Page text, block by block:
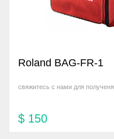
Roland BAG-FR-1
свяжитесь с нами для
$ 150